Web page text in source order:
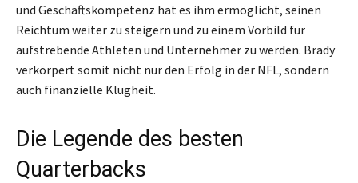
und Geschäftskompetenz hat es ihm ermöglicht, seinen
Reichtum weiter zu steigern und zu einem Vorbild für
aufstrebende Athleten und Unternehmer zu werden. Brady
verkörpert somit nicht nur den Erfolg in der NFL, sondern
auch finanzielle Klugheit.
Die Legende des besten
Quarterbacks